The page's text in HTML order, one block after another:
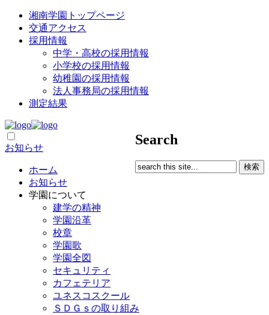
湘南学園トップページ
交通アクセス
採用情報
中学・高校の採用情報
小学校の採用情報
幼稚園の採用情報
法人事務局の採用情報
測定結果
Search
お知らせ
ホーム
お知らせ
学園について
建学の精神
学園沿革
校章
学園歌
学園全図
セキュリティ
カフェテリア
ユネスコスクール
ＳＤＧｓの取り組み